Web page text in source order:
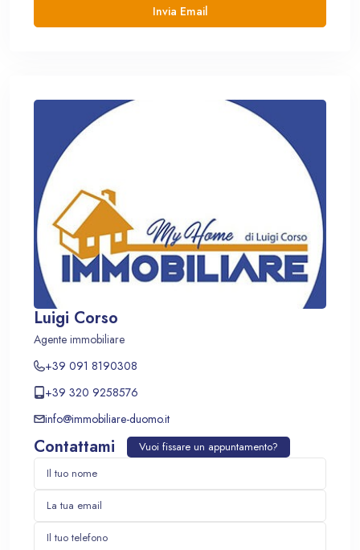
Luigi Corso
Agente immobiliare
+39 091 8190308
+39 320 9258576
info@immobiliare-duomo.it
Contattami Vuoi fissare un appuntamento?